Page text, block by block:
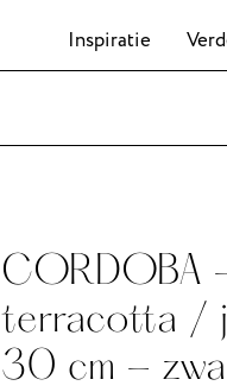
Inspiratie
CORDOBA
terracotta /
30 cm -